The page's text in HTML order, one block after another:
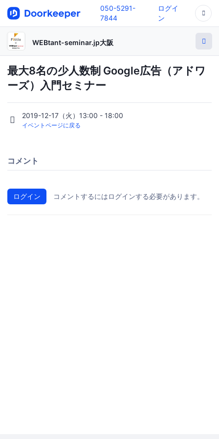
050-5291-
7844
ログイ
ン
WEBtant-seminar.jp大阪
最大8名の少人数制 Google広告（アドワ
ーズ）入門セミナー
2019-12-17（火）13:00 - 18:00
イベントページに戻る
コメント
ログイン コメントするにはログインする必要があります。